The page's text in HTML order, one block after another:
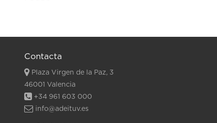
Contacta
Plaza Virgen de la Paz, 3
46001 Valencia
+34 961 603 000
info@adeituv.es